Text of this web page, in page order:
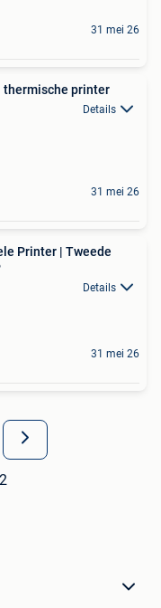
31 mei 26
thermische printer
Details
31 mei 26
Printer | Tweede
Details
31 mei 26